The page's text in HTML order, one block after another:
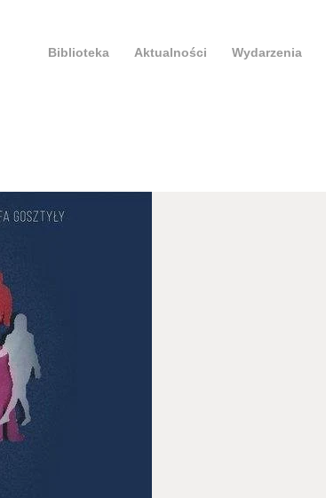
Biblioteka Aktualności Wydarzenia